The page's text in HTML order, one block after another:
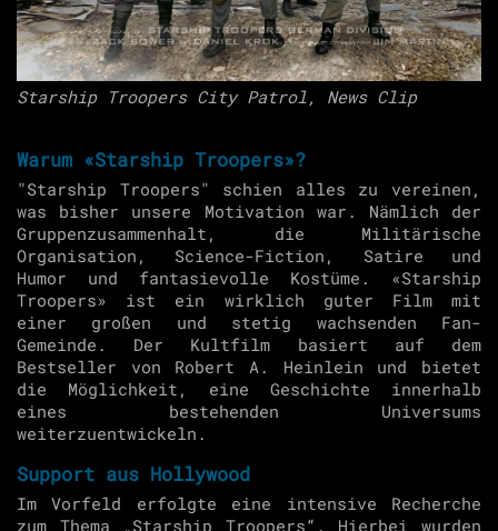
Starship Troopers City Patrol, News Clip
Warum «Starship Troopers»?
"Starship Troopers" schien alles zu vereinen,
was bisher unsere Motivation war. Nämlich der
Gruppenzusammenhalt, die Militärische
Organisation, Science-Fiction, Satire und
Humor und fantasievolle Kostüme. «Starship
Troopers» ist ein wirklich guter Film mit
einer großen und stetig wachsenden Fan-
Gemeinde. Der Kultfilm basiert auf dem
Bestseller von Robert A. Heinlein und bietet
die Möglichkeit, eine Geschichte innerhalb
eines bestehenden Universums
weiterzuentwickeln.
Support aus Hollywood
Im Vorfeld erfolgte eine intensive Recherche
zum Thema „Starship Troopers“. Hierbei wurden